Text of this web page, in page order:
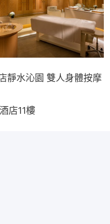
靜水沁園 雙人身體按摩
店11樓